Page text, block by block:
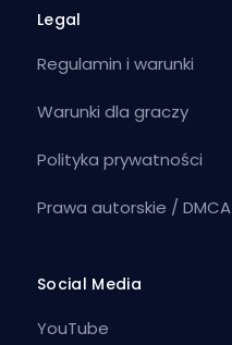
Legal
Regulamin i warunki
Warunki dla graczy
Polityka prywatności
Prawa autorskie / DMCA
Social Media
YouTube